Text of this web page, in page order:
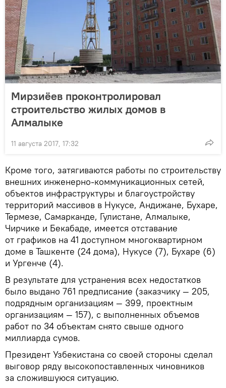
Мирзиёев проконтролировал
строительство жилых домов в
Алмалыке
11 августа 2017, 17:32
Кроме того, затягиваются работы по строительству
внешних инженерно-коммуникационных сетей,
объектов инфраструктуры и благоустройству
территорий массивов в Нукусе, Андижане, Бухаре,
Термезе, Самарканде, Гулистане, Алмалыке,
Чирчике и Бекабаде, имеется отставание
от графиков на 41 доступном многоквартирном
доме в Ташкенте (24 дома), Нукусе (7), Бухаре (6)
и Ургенче (4).
В результате для устранения всех недостатков
было выдано 761 предписание (заказчику — 205,
подрядным организациям — 399, проектным
организациям — 157), с выполненных объемов
работ по 34 объектам снято свыше одного
миллиарда сумов.
Президент Узбекистана со своей стороны сделал
выговор ряду высокопоставленных чиновников
за сложившуюся ситуацию.